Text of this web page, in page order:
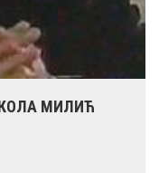
МИЛИЋ